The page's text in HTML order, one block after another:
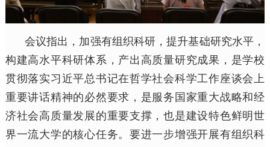
会议指出，加强有组织科研，提升基础研究水平，
构建高水平科研体系，产出高质量研究成果，是学校
贯彻落实习近平总书记在哲学社会科学工作座谈会上
重要讲话精神的必然要求，是服务国家重大战略和经
济社会高质量发展的重要支撑，也是建设特色鲜明世
界一流大学的核心任务。要进一步增强开展有组织科